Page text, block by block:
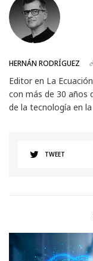
HERNÁN RODRÍGUEZ
Editor en La
con más de 30 años
de la tecnología en
TWEET